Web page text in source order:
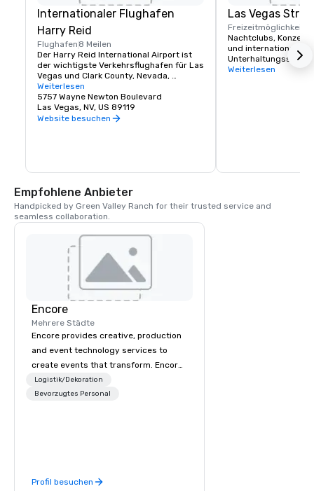
Internationaler Flughafen
Harry Reid
Flughafen 8 Meilen
Der Harry Reid International Airport ist
der wichtigste Verkehrsflughafen für Las
Vegas und Clark County, Nevada,
Vereinigte Staaten. Der Flughafen liegt
fünf Meilen südlich der Innenstadt von
Las Vegas, im Gebiet ohne eigene
Rechtspersönlichkeit von Paradise in
Weiterlesen
5757 Wayne Newton Boulevard
Las Vegas, NV, US 89119
Website besuchen
Las Vegas Strip
Freizeitmöglichkeiten
Nachtclubs,
und internationale
Unterhaltungsszene
Sie klassischen
Weiterlesen
Empfohlene Anbieter
Handpicked by Green Valley Ranch for their trusted service and
seamless collaboration.
Encore
Mehrere Städte
Encore provides creative, production
and event technology services to
create events that transform. Encore
creates memorable event experiences
that engage and transform
creative, advanced technology,
Logistik/Dekoration
Bevorzugtes Personal
Profil besuchen